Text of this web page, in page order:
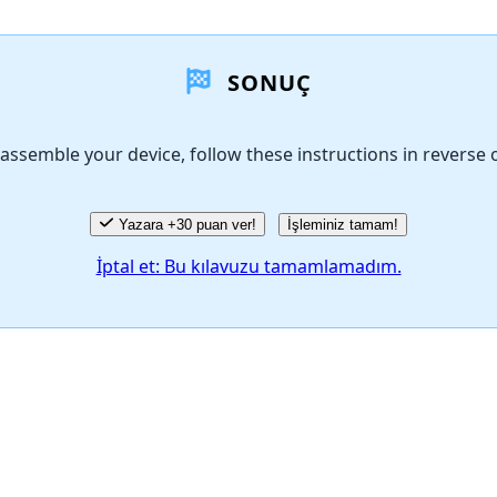
SONUÇ
your device, follow these instructions in reverse
Yazara +30 puan ver! İşleminiz tamam!
İptal et: Bu kılavuzu tamamlamadım.